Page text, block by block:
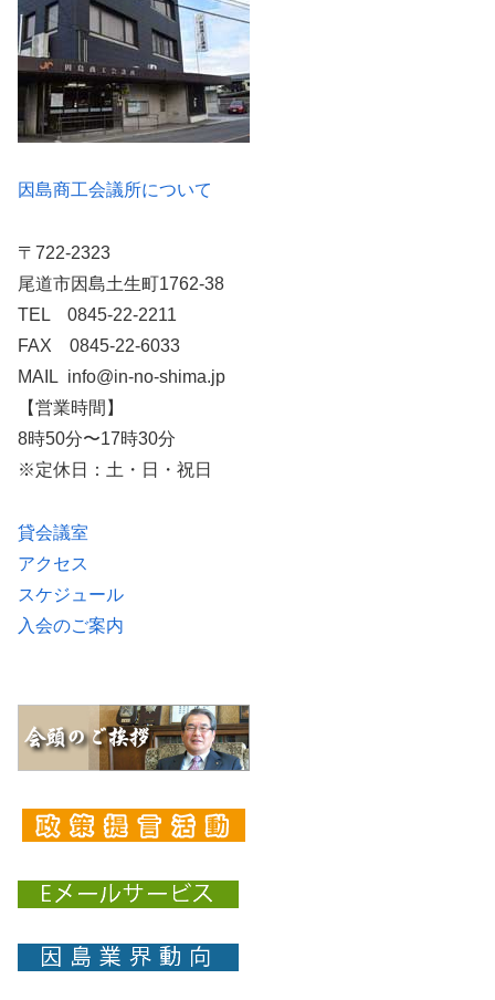
因島商工会議所について
〒722-2323
尾道市因島土生町1762-38
TEL 0845-22-2211
FAX 0845-22-6033
MAIL info@in-no-shima.jp
【営業時間】
8時50分〜17時30分
※定休日：土・日・祝日
貸会議室
アクセス
スケジュール
入会のご案内